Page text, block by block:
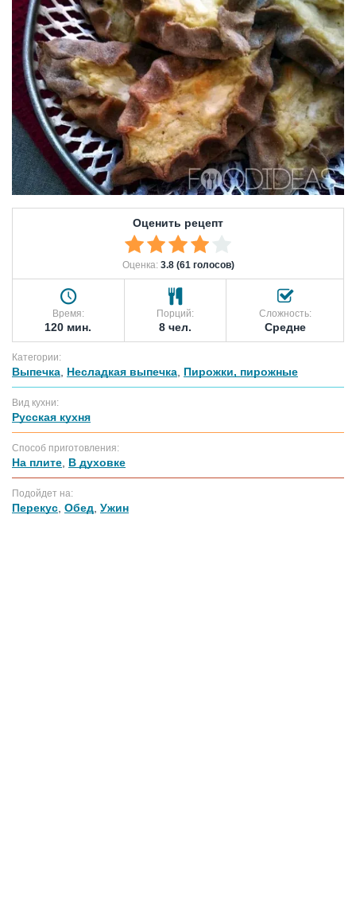
Оценить рецепт
Оценка: 3.8 (61 голосов)
Время:
120 мин.
Порций:
8 чел.
Сложность:
Средне
Категории:
Выпечка Несладкая выпечка Пирожки, пирожные
Вид кухни:
Русская кухня
Способ приготовления:
На плите В духовке
Подойдет на:
Перекус Обед Ужин